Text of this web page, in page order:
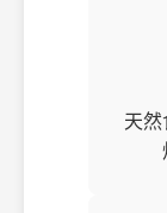
天